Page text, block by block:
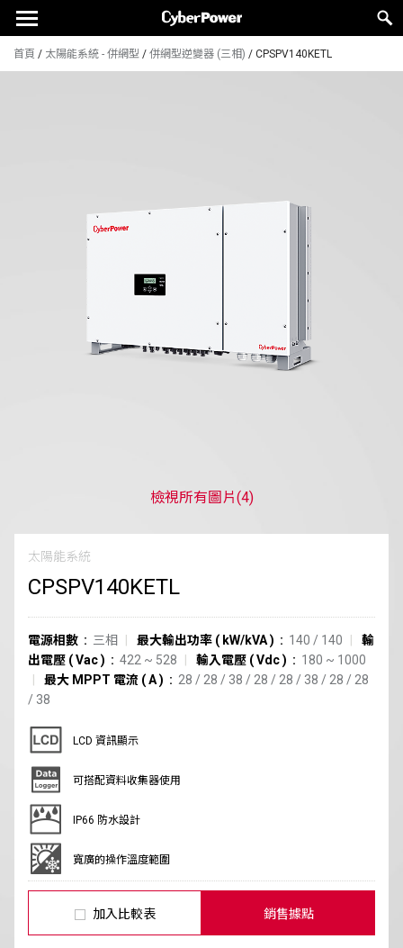
首頁 / 太陽能系統 - 併網型 / 併網型逆變器 (三相) / CPSPV140KETL
檢視所有圖片(4)
太陽能系統
CPSPV140KETL
電源相數 三相 最大輸出功率 ( kW/kVA) 140 / 140
輸
出電壓 (Vac) 422 ~ 528 輸入電壓 (Vdc)
180 ~ 1000
最大 MPPT 電流 (A) 28 / 28 / 38 / 28 / 28 / 38 / 28 / 28
/ 38
LCD 資訊顯示
可搭配資料收集器使用
IP66 防水設計
寬廣的操作溫度範圍
加入比較表 銷售據點